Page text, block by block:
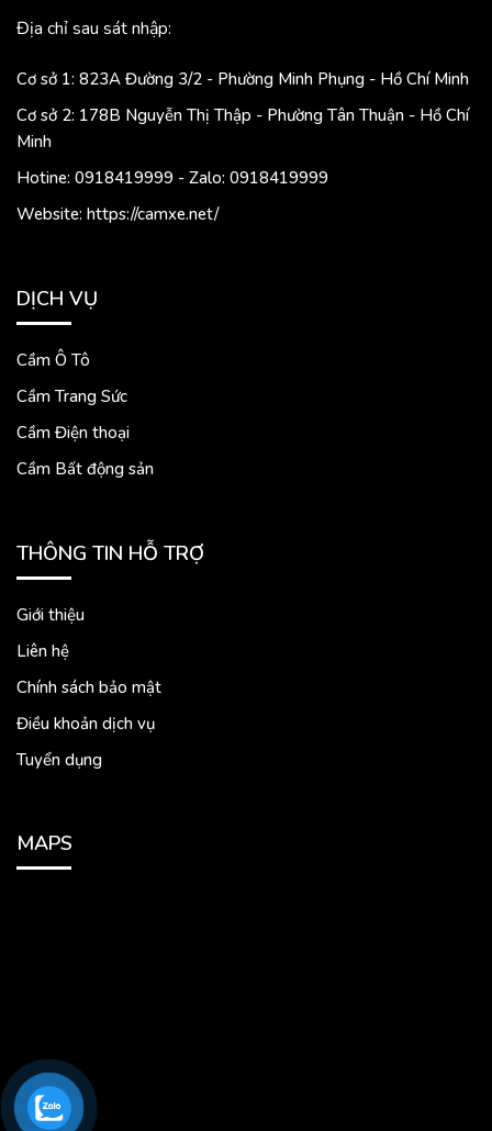
Địa chỉ sau sát nhập:
Cơ sở 1: 823A Đường 3/2 - Phường Minh Phụng - Hồ Chí Minh
Cơ sở 2: 178B Nguyễn Thị Thập - Phường Tân Thuận - Hồ Chí
Minh
Hotine: 0918419999 - Zalo: 0918419999
Website: https://camxe.net/
DỊCH VỤ
Cầm Ô Tô
Cầm Trang Sức
Cầm Điện thoại
Cầm Bất động sản
THÔNG TIN HỖ TRỢ
Giới thiệu
Liên hệ
Chính sách bảo mật
Điều khoản dịch vụ
Tuyển dụng
MAPS